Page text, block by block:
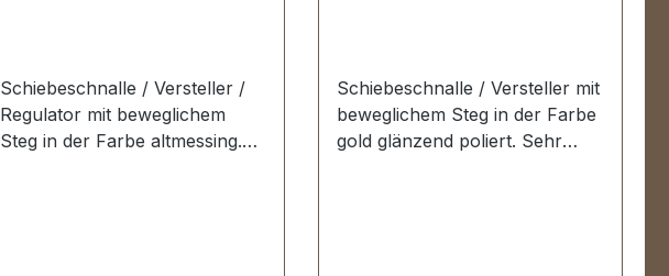
Schiebeschnalle / Versteller /
Regulator mit beweglichem
Steg in der Farbe altmessing.
Schiebeschnalle / Versteller mit
beweglichem Steg in der Farbe
gold glänzend poliert. Sehr